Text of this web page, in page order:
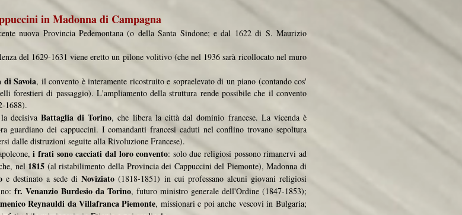
in Madonna di Campagna
nuova Provincia Pedemontana (o della Santa Sindone; e dal 1622 di S. Maurizio
del 1629-1631 viene eretto un pilone volitivo (che nel 1936 sarà ricollocato nel muro
Savoia, il convento è interamente ricostruito e sopraelevato di un piano (contando cos'
forestieri di passaggio). L'ampliamento della struttura rende possibile che il convento
1688).
decisiva Battaglia di Torino, che libera la città dal dominio francese. La vicenda è
guardiano dei cappuccini. I comandanti francesi caduti nel conflino trovano sepoltura
dalle distruzioni seguite alla Rivoluzione Francese).
i frati sono cacciati dal loro convento: solo due religiosi possono rimanervi ad
nel 1815 (al ristabilimento della Provincia dei Cappuccini del Piemonte), Madonna di
e destinato a sede diNoviziato (1818-1851) in cui professano alcuni giovani religiosi
fr. Venanzio Burdesio da Torino, futuro ministro generale dell'Ordine (1847-1853);
Reynauldi da Villafranca Piemonte, missionari e poi anche vescovi in Bulgaria;